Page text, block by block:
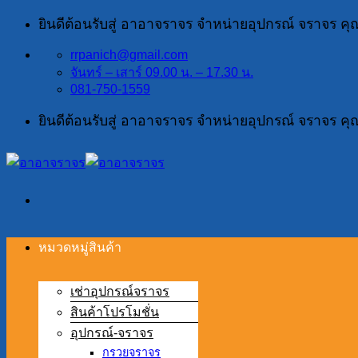
ข้าม
ยินดีต้อนรับสู่ อาอาจราจร จำหน่ายอุปกรณ์ จราจร
rrpanich@gmail.com
จันทร์ – เสาร์ 09.00 น. – 17.30 น.
081-750-1559
ยินดีต้อนรับสู่ อาอาจราจร จำหน่ายอุปกรณ์ จราจร
หมวดหมู่สินค้า
เช่าอุปกรณ์จราจร
สินค้าโปรโมชั่น
อุปกรณ์-จราจร
กรวยจราจร